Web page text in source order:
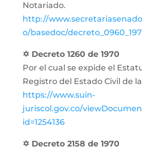
Notariado.
http://
o/basedoc/
✡ Decreto 1260 de 1970
Por el cual se expide el
Registro del Estado Civil de
https://www.suin-
juriscol.gov.co/
id=1254136
✡ Decreto 2158 de 1970